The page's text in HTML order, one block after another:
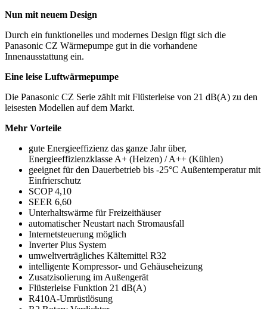
Nun mit neuem Design
Durch ein funktionelles und modernes Design fügt sich die
Panasonic CZ Wärmepumpe gut in die vorhandene
Innenausstattung ein.
Eine leise Luftwärmepumpe
Die Panasonic CZ Serie zählt mit Flüsterleise von 21 dB(A) zu den
leisesten Modellen auf dem Markt.
Mehr Vorteile
gute Energieeffizienz das ganze Jahr über,
Energieeffizienzklasse A+ (Heizen) / A++ (Kühlen)
geeignet für den Dauerbetrieb bis -25°C Außentemperatur mit
Einfrierschutz
SCOP 4,10
SEER 6,60
Unterhaltswärme für Freizeithäuser
automatischer Neustart nach Stromausfall
Internetsteuerung möglich
Inverter Plus System
umweltverträgliches Kältemittel R32
intelligente Kompressor- und Gehäuseheizung
Zusatzisolierung im Außengerät
Flüsterleise Funktion 21 dB(A)
R410A-Umrüstlösung